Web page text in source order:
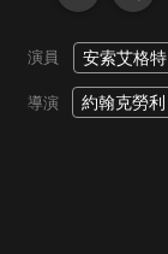
演員 安索艾格特
導演 約翰克勞利